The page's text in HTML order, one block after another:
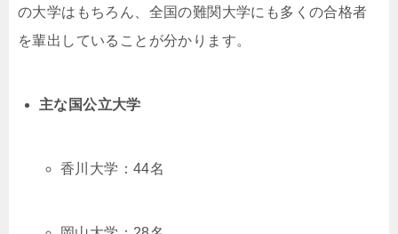
の大学はもちろん、全国の難関大学にも多くの合格者
を輩出していることが分かります。
主な国公立大学
香川大学：44名